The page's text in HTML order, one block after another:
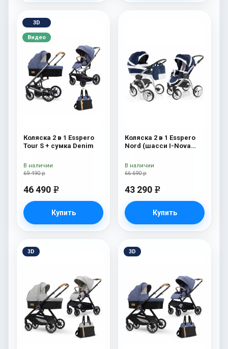
3D
Видео
Коляска 2 в 1 Esspero
Tour S + сумка Denim
69 490 р
46 490 e
Купить
В наличии
Коляска 2 в 1 Esspero
Nord (шасси I-Nova
66 690 р
43 290 e
Купить
В наличии
3D 3D